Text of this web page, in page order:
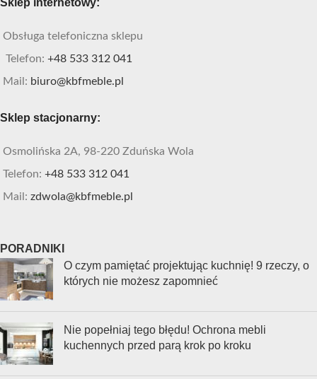
Sklep internetowy:
Obsługa telefoniczna sklepu
Telefon: +48 533 312 041
Mail: biuro@kbfmeble.pl
Sklep stacjonarny:
Osmolińska 2A, 98-220 Zduńska Wola
Telefon: +48 533 312 041
Mail: zdwola@kbfmeble.pl
PORADNIKI
O czym pamiętać projektując kuchnię! 9 rzeczy, o
których nie możesz zapomnieć
Nie popełniaj tego błędu! Ochrona mebli
kuchennych przed parą krok po kroku